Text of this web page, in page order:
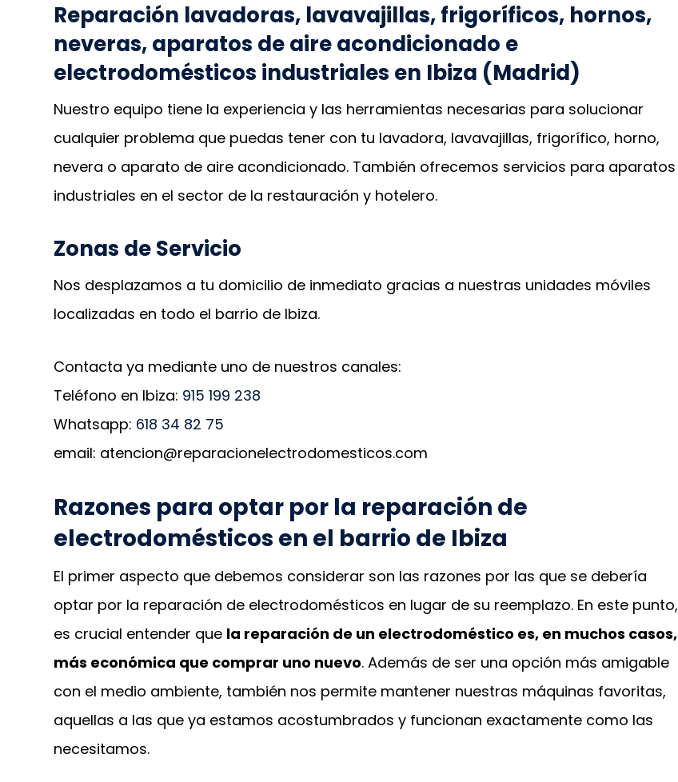
Reparación lavadoras, lavavajillas, frigoríficos, hornos,
neveras, aparatos de aire acondicionado e
electrodomésticos industriales en Ibiza (Madrid)
Nuestro equipo tiene la experiencia y las herramientas necesarias para solucionar
cualquier problema que puedas tener con tu lavadora, lavavajillas, frigorífico, horno,
nevera o aparato de aire acondicionado. También ofrecemos servicios para aparatos
industriales en el sector de la restauración y hotelero.
Zonas de Servicio
Nos desplazamos a tu domicilio de inmediato gracias a nuestras unidades móviles
localizadas en todo el barrio de Ibiza.
Contacta ya mediante uno de nuestros canales:
Teléfono en Ibiza: 915 199 238
Whatsapp: 618 34 82 75
email: atencion@reparacionelectrodomesticos.com
Razones para optar por la reparación de
electrodomésticos en el barrio de Ibiza
El primer aspecto que debemos considerar son las razones por las que se debería
optar por la reparación de electrodomésticos en lugar de su reemplazo. En este punto,
es crucial entender que la reparación de un electrodoméstico es, en muchos casos,
más económica que comprar uno nuevo. Además de ser una opción más amigable
con el medio ambiente, también nos permite mantener nuestras máquinas favoritas,
aquellas a las que ya estamos acostumbrados y funcionan exactamente como las
necesitamos.